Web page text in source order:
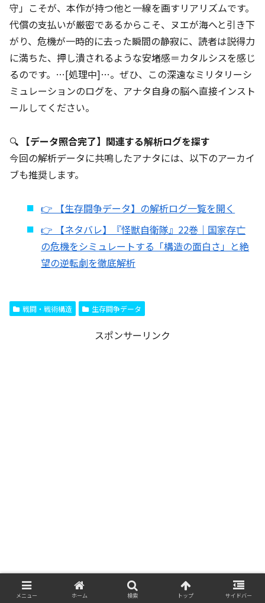
守」こそが、本作が持つ他と一線を画すリアリズムです。
代償の支払いが厳密であるからこそ、ヌエが海へと引き下
がり、危機が一時的に去った瞬間の静寂に、読者は説得力
に満ちた、押し潰されるような安堵感＝カタルシスを感じ
るのです。…[処理中]…。ぜひ、この深遠なミリタリーシ
ミュレーションのログを、アナタ自身の脳へ直接インスト
ールしてください。
🔍 【データ照合完了】関連する解析ログを探す
今回の解析データに共鳴したアナタには、以下のアーカイ
ブも推奨します。
👉 【生存闘争データ】の解析ログ一覧を開く
👉 【ネタバレ】『怪獣自衛隊』22巻｜国家存亡
の危機をシミュレートする「構造の面白さ」と絶
望の逆転劇を徹底解析
戦闘・戦術構造 生存闘争データ
スポンサーリンク
メニュー ホーム 検索 トップ サイドバー